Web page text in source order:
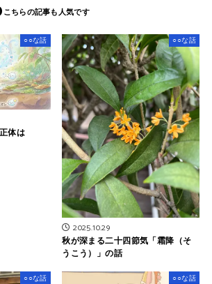
○○な話
体は
○○な話
2025.10.29
秋が深まる二十四節気「霜降（そ
うこう）」の話
○○な話 ○○な話